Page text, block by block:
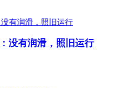
没有润滑，照旧运行